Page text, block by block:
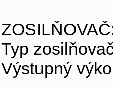
Typ
Výstupný